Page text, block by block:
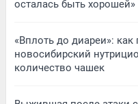
осталась быть хорошей»
«Вплоть до диареи»:
новосибирский
количество чашек